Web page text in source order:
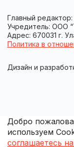
Главный
Учредитель: ООО
Адрес: 670031 г.
Политика в
Дизайн и
Добро
используем
соглашаетесь